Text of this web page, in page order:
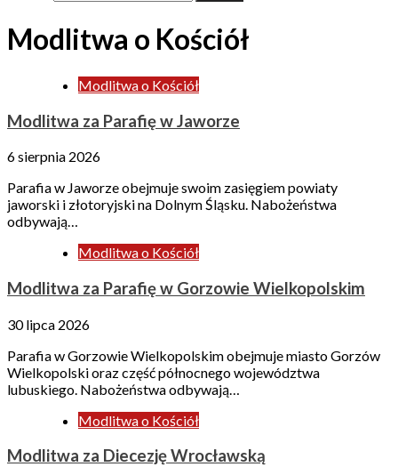
Modlitwa o Kościół
Modlitwa o Kościół
Modlitwa za Parafię w Jaworze
6 sierpnia 2026
Parafia w Jaworze obejmuje swoim zasięgiem powiaty
jaworski i złotoryjski na Dolnym Śląsku. Nabożeństwa
odbywają…
Modlitwa o Kościół
Modlitwa za Parafię w Gorzowie Wielkopolskim
30 lipca 2026
Parafia w Gorzowie Wielkopolskim obejmuje miasto Gorzów
Wielkopolski oraz część północnego województwa
lubuskiego. Nabożeństwa odbywają…
Modlitwa o Kościół
Modlitwa za Diecezję Wrocławską